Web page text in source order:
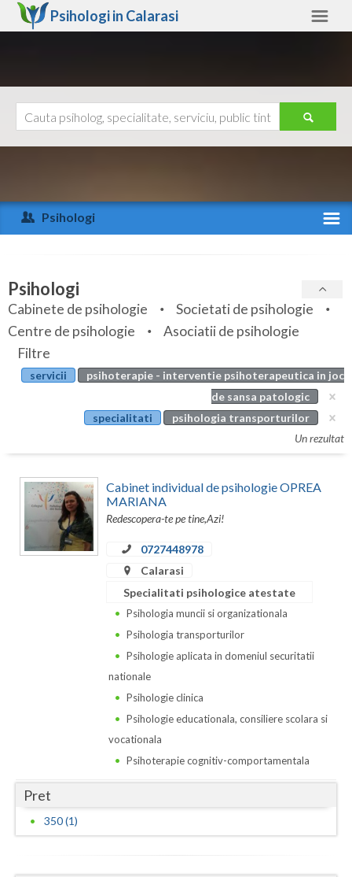
Psihologi in Calarasi
Arad
Arges
Bihor
Bistrita-Nasaud
Botosani
Bucuresti
Buzau
Calarasi
Caras-Severin
Gorj
Harghita
Ajutor
Psihologi
Specialitati
Servicii
Articole
Evenimente
Cabinet
Psihologi
Cabinete de psihologie
Societati de psihologie
Centre de psihologie
Asociatii de psihologie
Filtre
servicii
psihoterapie - interventie psihoterapeutica in joc
de sansa patologic
specialitati
psihologia transporturilor
Un rezultat
Cabinet individual de psihologie OPREA
MARIANA
Redescopera-te pe tine,Azi!
0727448978
Calarasi
Specialitati psihologice atestate
Psihologia muncii si organizationala
Psihologia transporturilor
Psihologie aplicata in domeniul securitatii
nationale
Psihologie clinica
Psihologie educationala, consiliere scolara si
vocationala
Psihoterapie cognitiv-comportamentala
Pret
350 (1)